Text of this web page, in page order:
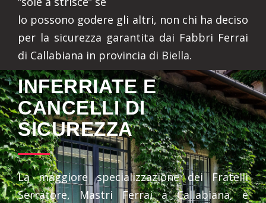
lo possono godere gli altri, non chi ha deciso
per la sicurezza garantita dai Fabbri Ferrai
di Callabiana in provincia di Biella.
INFERRIATE E
CANCELLI DI
SICUREZZA
La maggiore specializzazione dei Fratelli
Serratore, Mastri Ferrai a Callabiana, è